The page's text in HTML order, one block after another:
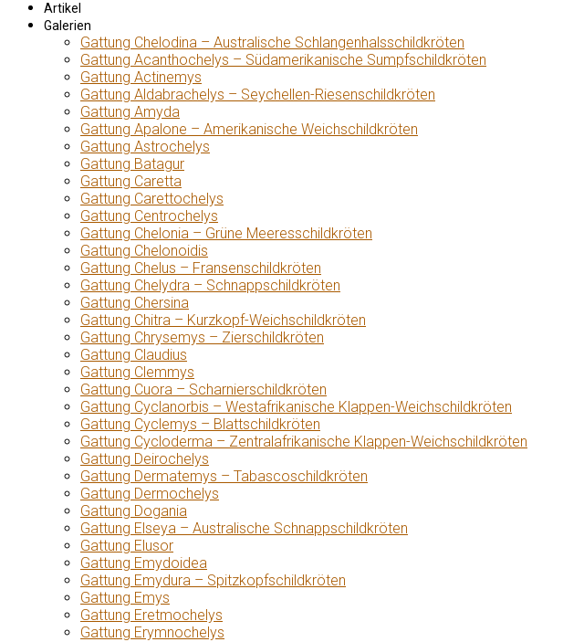
Artikel
Galerien
Gattung Chelodina – Australische Schlangenhalsschildkröten
Gattung Acanthochelys – Südamerikanische Sumpfschildkröten
Gattung Actinemys
Gattung Aldabrachelys – Seychellen-Riesenschildkröten
Gattung Amyda
Gattung Apalone – Amerikanische Weichschildkröten
Gattung Astrochelys
Gattung Batagur
Gattung Caretta
Gattung Carettochelys
Gattung Centrochelys
Gattung Chelonia – Grüne Meeresschildkröten
Gattung Chelonoidis
Gattung Chelus – Fransenschildkröten
Gattung Chelydra – Schnappschildkröten
Gattung Chersina
Gattung Chitra – Kurzkopf-Weichschildkröten
Gattung Chrysemys – Zierschildkröten
Gattung Claudius
Gattung Clemmys
Gattung Cuora – Scharnierschildkröten
Gattung Cyclanorbis – Westafrikanische Klappen-Weichschildkröten
Gattung Cyclemys – Blattschildkröten
Gattung Cycloderma – Zentralafrikanische Klappen-Weichschildkröten
Gattung Deirochelys
Gattung Dermatemys – Tabascoschildkröten
Gattung Dermochelys
Gattung Dogania
Gattung Elseya – Australische Schnappschildkröten
Gattung Elusor
Gattung Emydoidea
Gattung Emydura – Spitzkopfschildkröten
Gattung Emys
Gattung Eretmochelys
Gattung Erymnochelys